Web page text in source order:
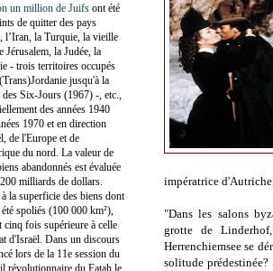
impératrice
"Dans les salons
grotte de
Herrenchiemsee se
solitude
un million de Juifs ont été
de quitter des pays
l’Iran, la Turquie, la vieille
Jérusalem, la Judée, la
- trois territoires occupés
jusqu'à la
Six-Jours (1967) -, etc.,
des années 1940
1970 et en direction
de l'Europe et de
du nord. La valeur de
abandonnés est évaluée
milliards de dollars.
la superficie des biens dont
spoliés (100 000 km²),
cinq fois supérieure à celle
d'Israël. Dans un discours
lors de la 11e session du
révolutionnaire du Fatah le